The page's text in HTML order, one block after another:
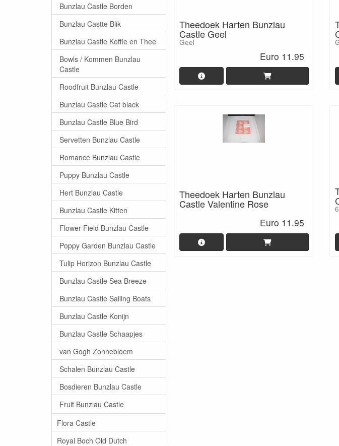
Bunzlau Castle Borden
Bunzlau Castte Blik
Bunzlau Castle Koffie en Thee
Bowls / Kommen Bunzlau
Castle
Roodfruit Bunzlau Castle
Bunzlau Castle Cat black
Bunzlau Castle Blue Bird
Servetten Bunzlau Castle
Romance Bunzlau Castle
Puppy Bunzlau Castle
Hert Bunzlau Castle
Bunzlau Castle Kitten
Flower Field Bunzlau Castle
Poppy Garden Bunzlau Castle
Tulip Horizon Bunzlau Castle
Bunzlau Castle Sea Breeze
Bunzlau Castle Sailing Boats
Bunzlau Castle Konijn
Bunzlau Castle Schaapjes
van Gogh Zonnebloem
Schalen Bunzlau Castle
Bosdieren Bunzlau Castle
Fruit Bunzlau Castle
Flora Castle
Royal Boch Old Dutch
Theedoek Harten Bunzlau
Castle Geel
Geel
Euro 11.95
Theedoek Harten Bunzlau
Castle Valentine Rose
Euro 11.95